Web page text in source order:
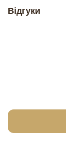
Відгуки